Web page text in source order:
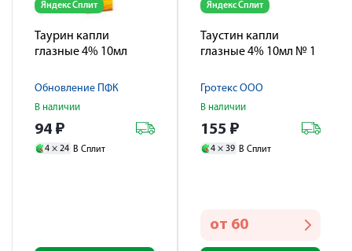
Яндекс Сплит
Таурин капли
глазные 4% 10мл
Обновление ПФК
В наличии
94 ₽
4 × 24 В Сплит
Яндекс Сплит
Таустин капли
глазные 4% 10мл № 1
Гротекс ООО
В наличии
155 ₽
4 × 39 В Сплит
от 60